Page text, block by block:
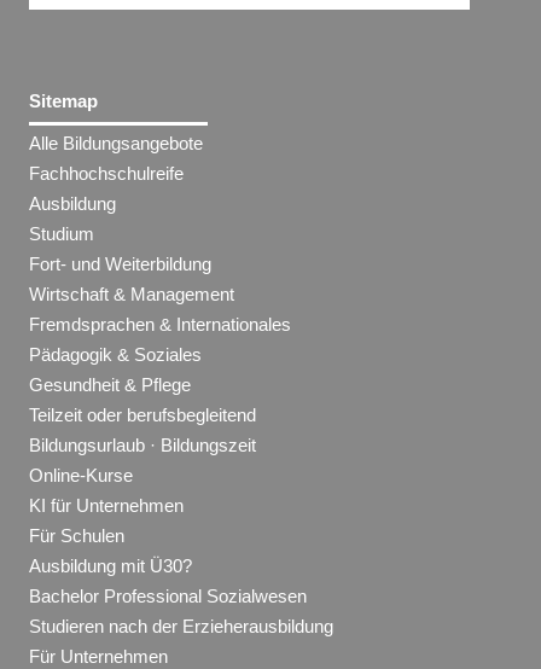
Sitemap
Alle Bildungsangebote
Fachhochschulreife
Ausbildung
Studium
Fort- und Weiterbildung
Wirtschaft & Management
Fremdsprachen & Internationales
Pädagogik & Soziales
Gesundheit & Pflege
Teilzeit oder berufsbegleitend
Bildungsurlaub · Bildungszeit
Online-Kurse
KI für Unternehmen
Für Schulen
Ausbildung mit Ü30?
Bachelor Professional Sozialwesen
Studieren nach der Erzieherausbildung
Für Unternehmen